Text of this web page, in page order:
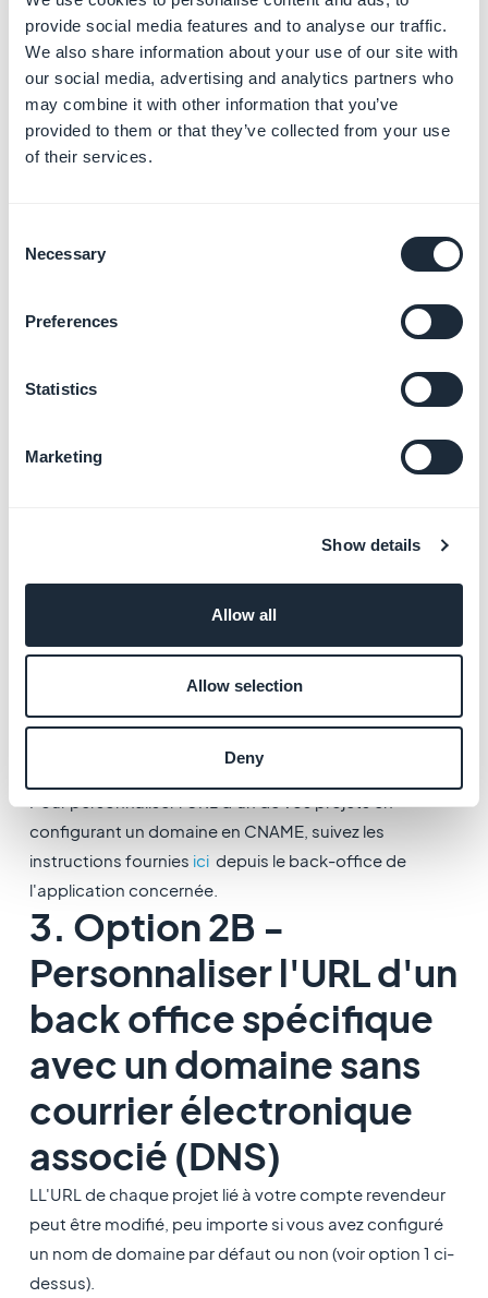
provide social media features and to analyse our traffic.
We also share information about your use of our site with
our social media, advertising and analytics partners who
may combine it with other information that you’ve
provided to them or that they’ve collected from your use
of their services.
Selection
Necessary
Preferences
Statistics
Marketing
Show details
Allow all
Allow selection
Deny
domaine pour votre agence revendeur.
2. Option 2A -
Personnaliser l'URL d'un
back office spécifique
courriels associés
L'URL de chaque projet lié à votre compte revendeur
un nom de domaine par défaut ou non (voir option 1 ci-
GoodBarber sur lequel vous l'installez.
et/ou
sous-domained'un domaine utilisé
ailleurs que sur le projet spécifique de GoodBarber sur
configurant un domaine en CNAME, suivez les
instructions fournies icidepuis le back-office de
l'application concernée.
3. Option 2B -
Personnaliser l'URL d'un
back office spécifique
avec un domaine sans
courrier électronique
associé (DNS)
LL'URL de chaque projet lié à votre compte revendeur
peut être modifié, peu importe si vous avez configuré
un nom de domaine par défaut ou non (voir option 1 ci-
dessus).